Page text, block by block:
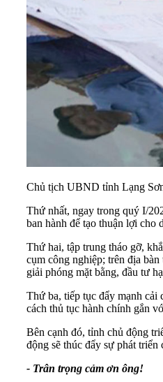
Chủ tịch UBND tỉnh Lạng
Thứ nhất, ngay trong quý I/
ban hành để tạo thuận lợi cho
Thứ hai, tập trung tháo gỡ,
cụm công nghiệp; trên địa
giải phóng mặt bằng, đầu tư
Thứ ba, tiếp tục đẩy mạnh cải
cách thủ tục hành chính gắn
Bên cạnh đó, tỉnh chủ động
động sẽ thúc đẩy sự phát
- Trân trọng cảm ơn ông!